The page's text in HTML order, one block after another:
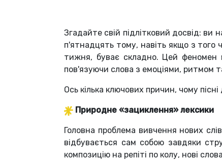
Згадайте свій підлітковий досвід: ви
п'ятнадцять тому, навіть якщо з того
тижня, буває складно. Цей феномен
пов'язуючи слова з емоціями, ритмом
Ось кілька ключових причин, чому
Природне «зациклення» лексики
Головна проблема вивчення нових
відбувається сам собою завдяки
композицію на репіті по колу, нові